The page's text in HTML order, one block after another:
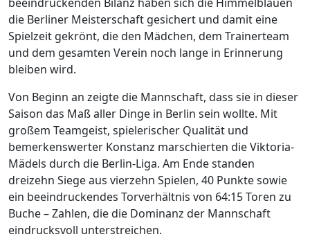
die Berliner Meisterschaft gesichert und damit eine
Spielzeit gekrönt, die den Mädchen, dem Trainerteam
und dem gesamten Verein noch lange in Erinnerung
bleiben wird.
Von Beginn an zeigte die Mannschaft, dass sie in dieser
Saison das Maß aller Dinge in Berlin sein wollte. Mit
großem Teamgeist, spielerischer Qualität und
bemerkenswerter Konstanz marschierten die Viktoria-
Mädels durch die Berlin-Liga. Am Ende standen
dreizehn Siege aus vierzehn Spielen, 40 Punkte sowie
ein beeindruckendes Torverhältnis von 64:15 Toren zu
Buche – Zahlen, die die Dominanz der Mannschaft
eindrucksvoll unterstreichen.